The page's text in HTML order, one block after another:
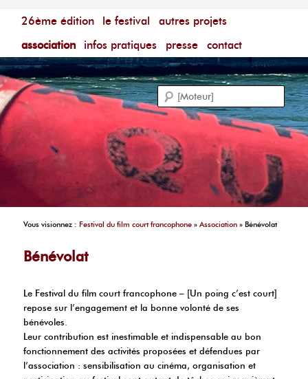
Menu principal
aller au contenu principal
aller au contenu secondaire
26ème édition le festival
autres projets
association
infos pratiques presse contact
Festival du Film Court Francophone – [Un poing c'est
Vous visionnez :Festival du film court francophone »Association »Bénévolat
Bénévolat
Le Festival du film court francophone – [Un poing c’est court]
repose sur l’engagement et la bonne volonté de ses
bénévoles.
Leur contribution est inestimable et indispensable au bon
fonctionnement des activités proposées et défendues par
l’association : sensibilisation au cinéma, organisation et